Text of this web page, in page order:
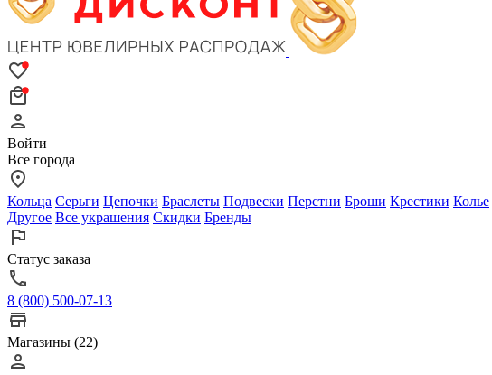
Войти
Все города
Кольца Серьги Цепочки Браслеты Подвески Перстни Броши Крестики Колье
Другое Все украшения Скидки Бренды
Статус заказа
8 (800) 500-07-13
Магазины (22)